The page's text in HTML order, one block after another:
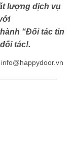
lượng dịch vụ
“Đối tác tin
tác!.
info@happydoor.vn